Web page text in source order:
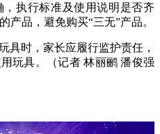
执行标准及使用说明是否齐
产品，避免购买“三无”产品。
时，家长应履行监护责任，
玩具。（记者 林丽鹂 潘俊强